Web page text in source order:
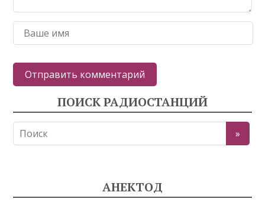
ПОИСК РАДИОСТАНЦИЙ
АНЕКТОД